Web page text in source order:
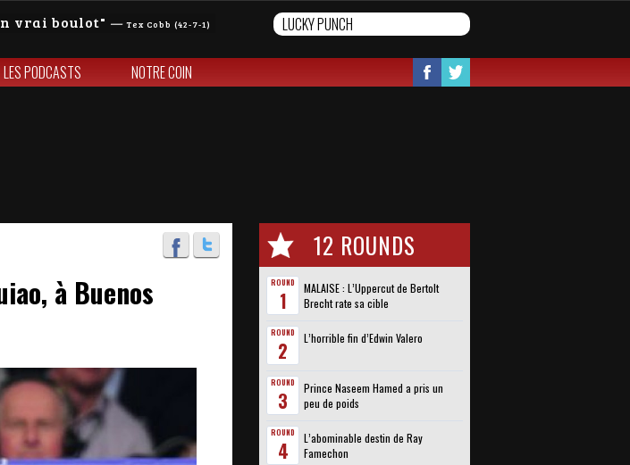
vrai boulot — Tex Cobb (42-7-1)
LES PODCASTS NOTRE COIN
12 ROUNDS
ROUND
1
MALAISE : L’Uppercut de Bertolt
Brecht rate sa cible
ROUND
2 L’horrible fin d’Edwin Valero
ROUND
3
Prince Naseem Hamed a pris un
peu de poids
ROUND
4
L’abominable destin de Ray
Famechon
à Buenos